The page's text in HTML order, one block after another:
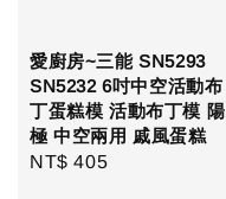
愛廚房~三能 SN5293
SN5232 6吋中空活動布
丁蛋糕模 活動布丁模 陽
極 中空兩用 戚風蛋糕
Regular
NT$ 405